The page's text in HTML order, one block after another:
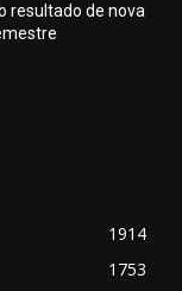
resultado de nova
1914
1753